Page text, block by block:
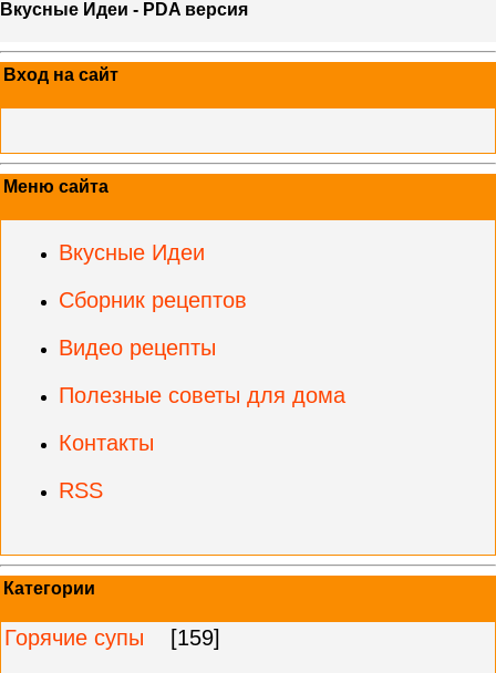
Вкусные Идеи - PDA версия
Вход на сайт
Меню сайта
Вкусные Идеи
Сборник рецептов
Видео рецепты
Полезные советы для дома
Контакты
RSS
Категории
Горячие супы
[159]